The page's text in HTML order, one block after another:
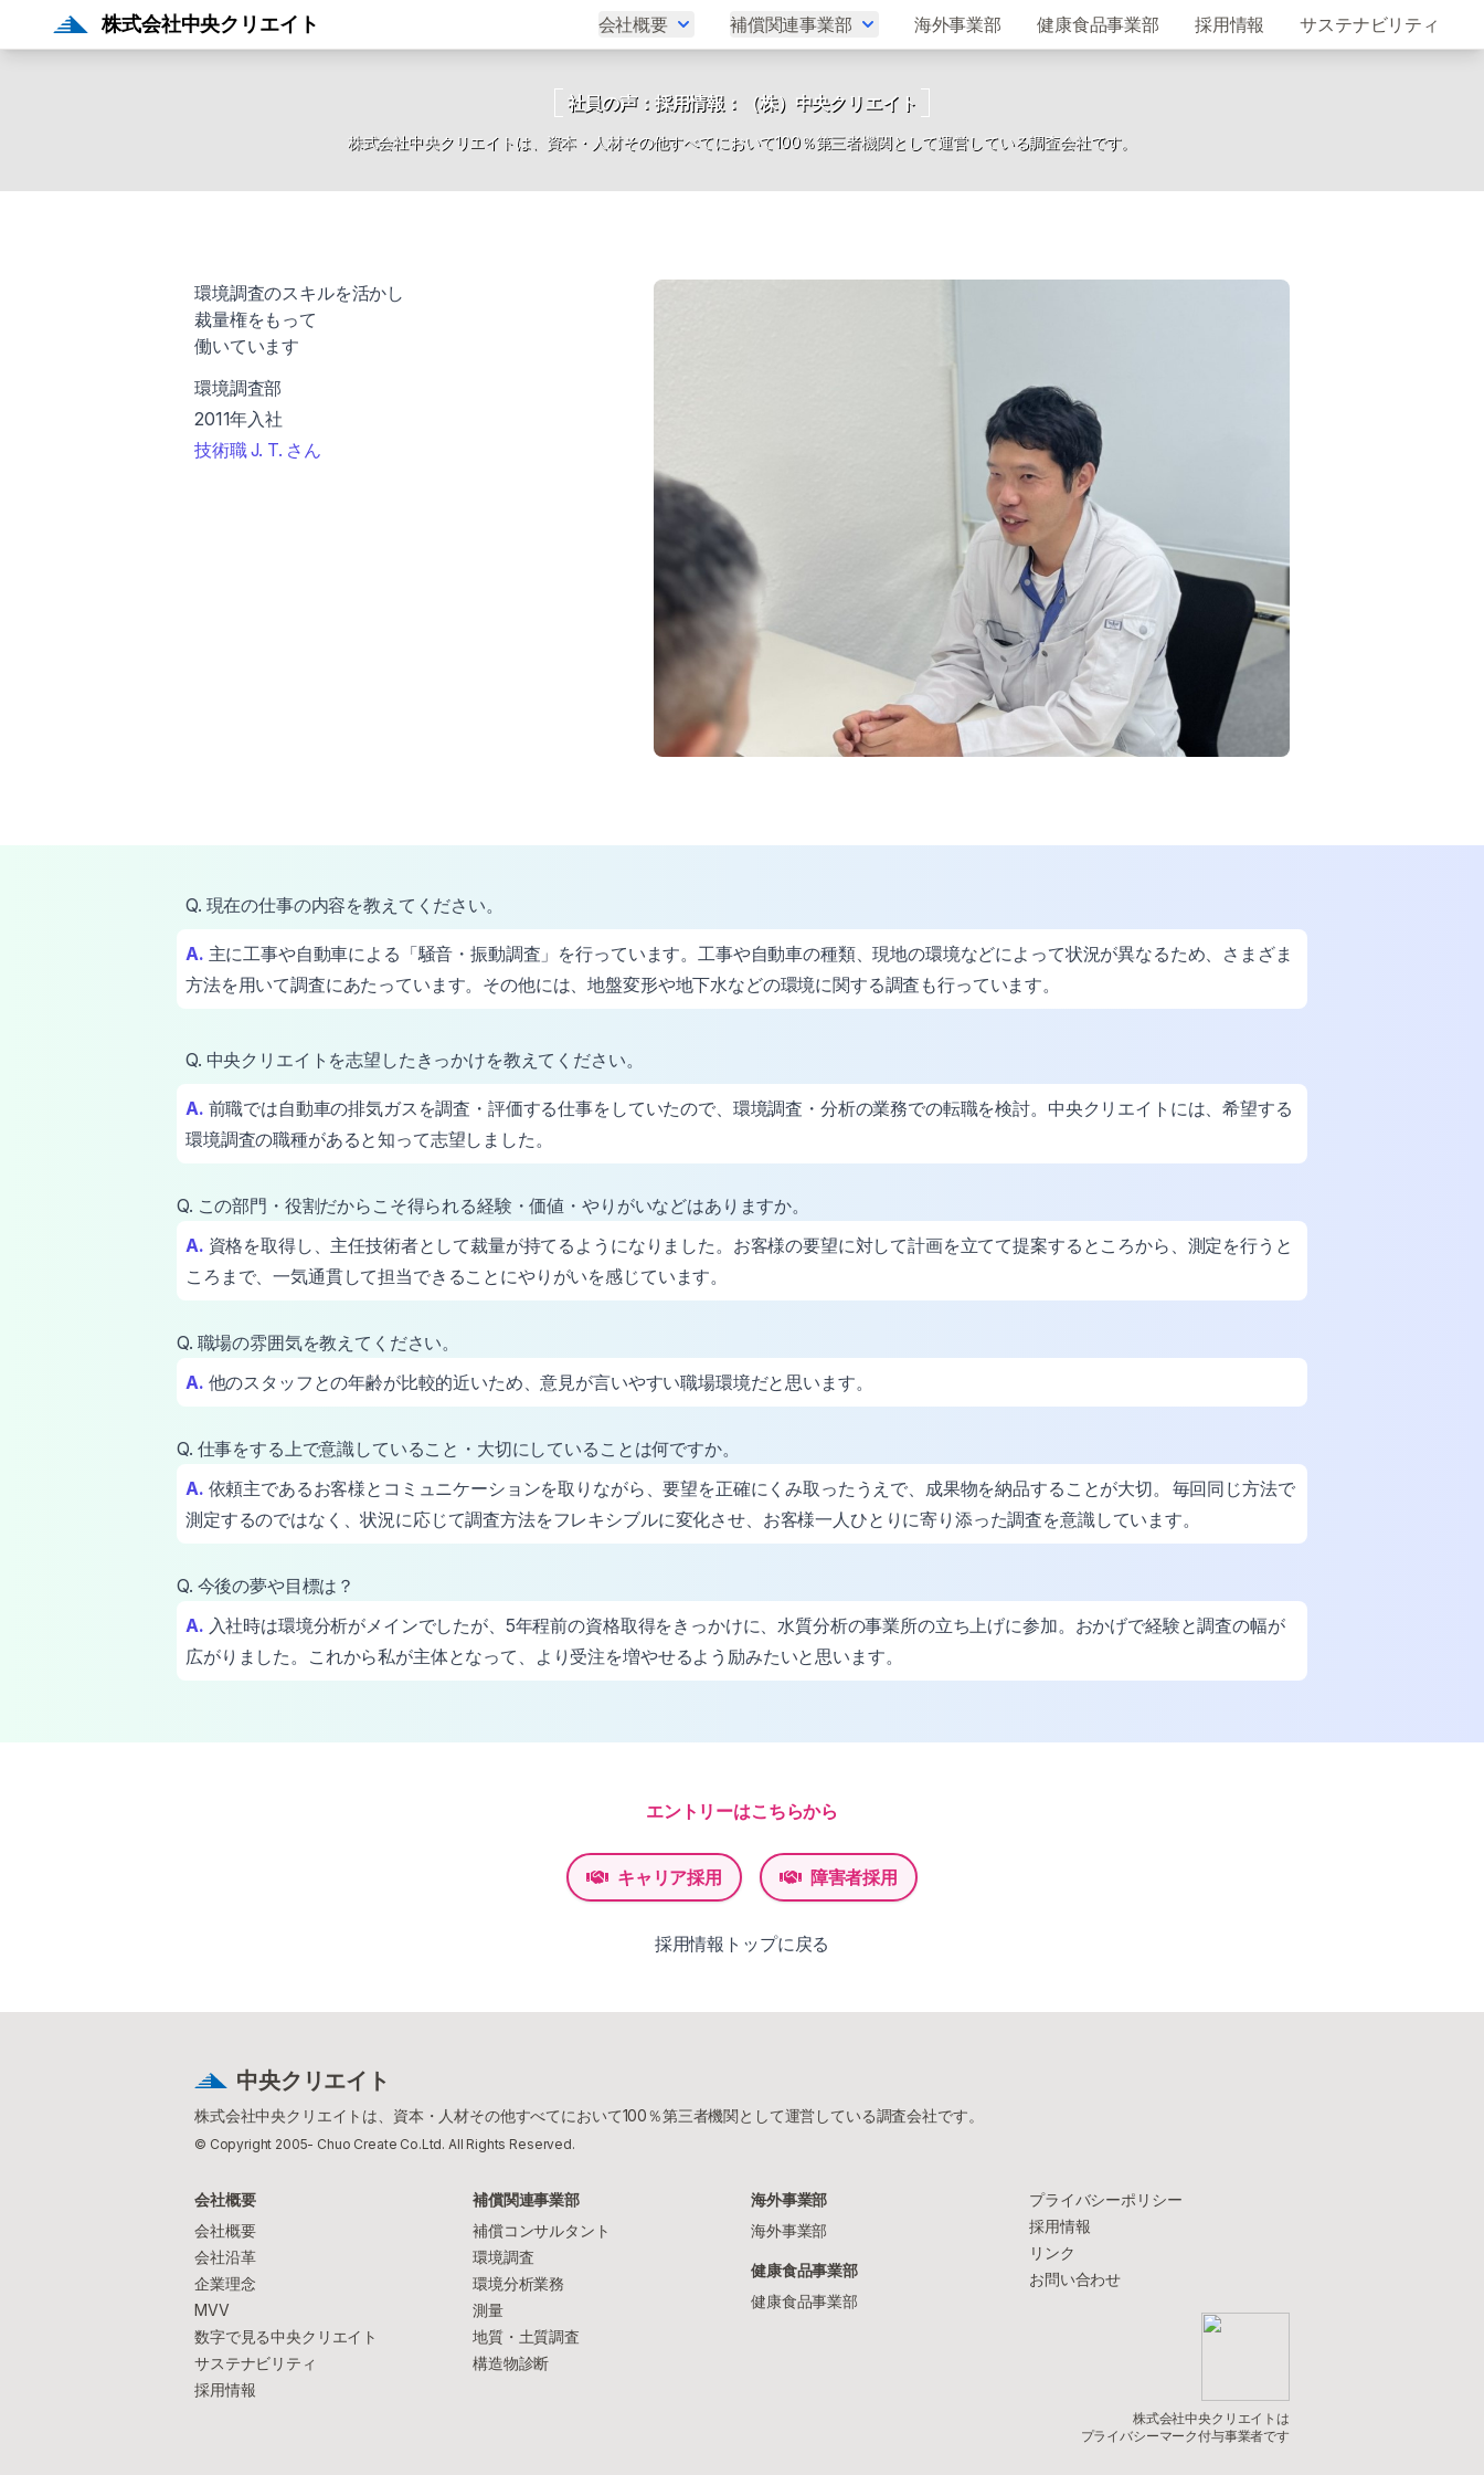
株式会社中央クリエイト 会社概要 補償関連事業部 海外事業部 健康食品事業部 採用情報 サステナビリティ
社員の声：採用情報：（株）中央クリエイト
株式会社中央クリエイトは、資本・人材その他すべてにおいて100％第三者機関として運営している調査会社です。
環境調査のスキルを活かし
裁量権をもって
働いています
環境調査部
2011年入社
技術職 J. T. さん
Q. 現在の仕事の内容を教えてください。
A. 主に工事や自動車による「騒音・振動調査」を行っています。工事や自動車の種類、現地の環境などによって状況が異なるため、さまざま
方法を用いて調査にあたっています。その他には、地盤変形や地下水などの環境に関する調査も行っています。
Q. 中央クリエイトを志望したきっかけを教えてください。
A. 前職では自動車の排気ガスを調査・評価する仕事をしていたので、環境調査・分析の業務での転職を検討。中央クリエイトには、希望する
環境調査の職種があると知って志望しました。
Q. この部門・役割だからこそ得られる経験・価値・やりがいなどはありますか。
A. 資格を取得し、主任技術者として裁量が持てるようになりました。お客様の要望に対して計画を立てて提案するところから、測定を行うと
ころまで、一気通貫して担当できることにやりがいを感じています。
Q. 職場の雰囲気を教えてください。
A. 他のスタッフとの年齢が比較的近いため、意見が言いやすい職場環境だと思います。
Q. 仕事をする上で意識していること・大切にしていることは何ですか。
A. 依頼主であるお客様とコミュニケーションを取りながら、要望を正確にくみ取ったうえで、成果物を納品することが大切。 毎回同じ方法で
測定するのではなく、状況に応じて調査方法をフレキシブルに変化させ、お客様一人ひとりに寄り添った調査を意識しています。
Q. 今後の夢や目標は？
A. 入社時は環境分析がメインでしたが、5年程前の資格取得をきっかけに、水質分析の事業所の立ち上げに参加。おかげで経験と調査の幅が
広がりました。これから私が主体となって、より受注を増やせるよう励みたいと思います。
エントリーはこちらから
キャリア採用 障害者採用
採用情報トップに戻る
中央クリエイト
株式会社中央クリエイトは、資本・人材その他すべてにおいて100％第三者機関として運営している調査会社です。
© Copyright 2005- Chuo Create Co.Ltd. All Rights Reserved.
会社概要
会社概要
会社沿革
企業理念
MVV
数字で見る中央クリエイト
サステナビリティ
採用情報
補償関連事業部
補償コンサルタント
環境調査
環境分析業務
測量
地質・土質調査
構造物診断
海外事業部
海外事業部
健康食品事業部
健康食品事業部
プライバシーポリシー
採用情報
リンク
お問い合わせ
株式会社中央クリエイトは
プライバシーマーク付与事業者です